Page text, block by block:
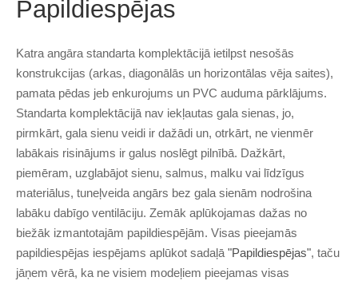
Papildiespējas
Katra angāra standarta komplektācijā ietilpst nesošās
konstrukcijas (arkas, diagonālās un horizontālas vēja saites),
pamata pēdas jeb enkurojums un PVC auduma pārklājums.
Standarta komplektācijā nav iekļautas gala sienas, jo,
pirmkārt, gala sienu veidi ir dažādi un, otrkārt, ne vienmēr
labākais risinājums ir galus noslēgt pilnībā. Dažkārt,
piemēram, uzglabājot sienu, salmus, malku vai līdzīgus
materiālus, tuneļveida angārs bez gala sienām nodrošina
labāku dabīgo ventilāciju. Zemāk aplūkojamas dažas no
biežāk izmantotajām papildiespējām. Visas pieejamās
papildiespējas iespējams aplūkot sadaļā "Papildiespējas", taču
jāņem vērā, ka ne visiem modeļiem pieejamas visas